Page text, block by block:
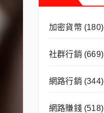
加密貨幣(180)
社群行銷 (669)
網路行銷 (344)
網路賺錢(518)